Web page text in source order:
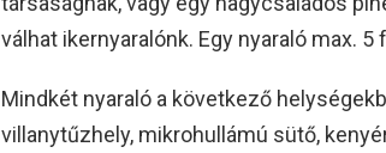
válhat ikernyaralónk. Egy nyaraló max.
Mindkét nyaraló a következő
villanytűzhely, mikrohullámú sütő,